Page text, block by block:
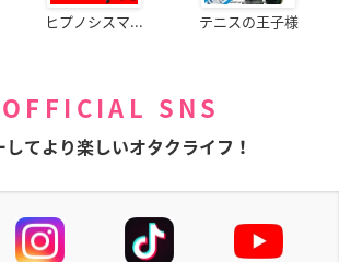
ヒプノシスマ... テニスの王子様
OFFICIAL SNS
してより楽しいオタクライフ！